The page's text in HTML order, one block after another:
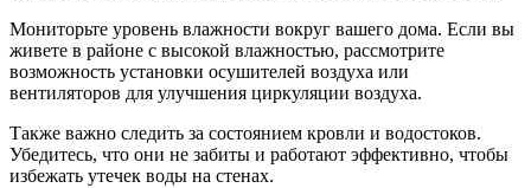
Мониторьте уровень влажности вокруг вашего дома. Если вы
живете в районе с высокой влажностью, рассмотрите
возможность установки осушителей воздуха или
вентиляторов для улучшения циркуляции воздуха.
Также важно следить за состоянием кровли и водостоков.
Убедитесь, что они не забиты и работают эффективно, чтобы
избежать утечек воды на стенах.